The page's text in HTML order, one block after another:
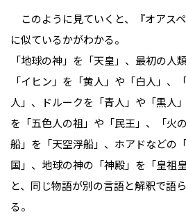
このように見ていくと、『オアス
に似ているかがわかる。
「地球の神」を「天皇」、最初の人
「イヒン」を「黄人」や「白人」、
人」、ドルークを「青人」や「黒人
を「五色人の祖」や「民王」、「火
船」を「天空浮船」、ホアドなどの
国」、地球の神の「神殿」を「皇祖
と、同じ物語が別の言語と解釈で語
る。